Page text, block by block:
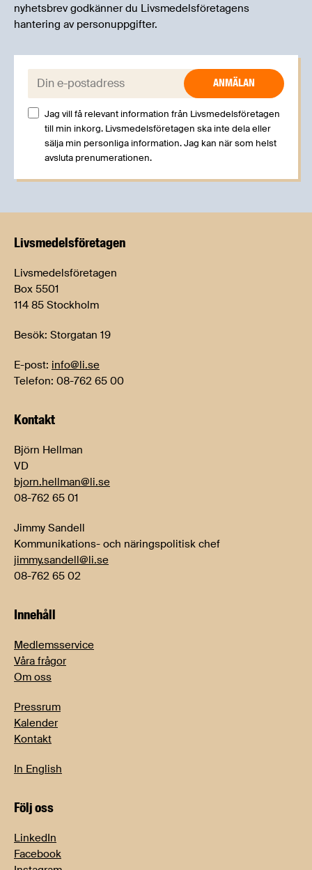
nyhetsbrev godkänner du Livsmedelsföretagens
hantering av personuppgifter.
E-post:
Jag vill få relevant information från Livsmedelsföretagen
till min inkorg. Livsmedelsföretagen ska inte dela eller
sälja min personliga information. Jag kan när som helst
avsluta prenumerationen.
Livsmedels­företagen
Livsmedelsföretagen
Box 5501
114 85 Stockholm
Besök: Storgatan 19
E-post: info@li.se
Telefon: 08-762 65 00
Kontakt
Björn Hellman
VD
bjorn.hellman@li.se
08-762 65 01
Jimmy Sandell
Kommunikations- och näringspolitisk chef
jimmy.sandell@li.se
08-762 65 02
Innehåll
Medlemsservice
Våra frågor
Om oss
Pressrum
Kalender
Kontakt
In English
Följ oss
LinkedIn
Facebook